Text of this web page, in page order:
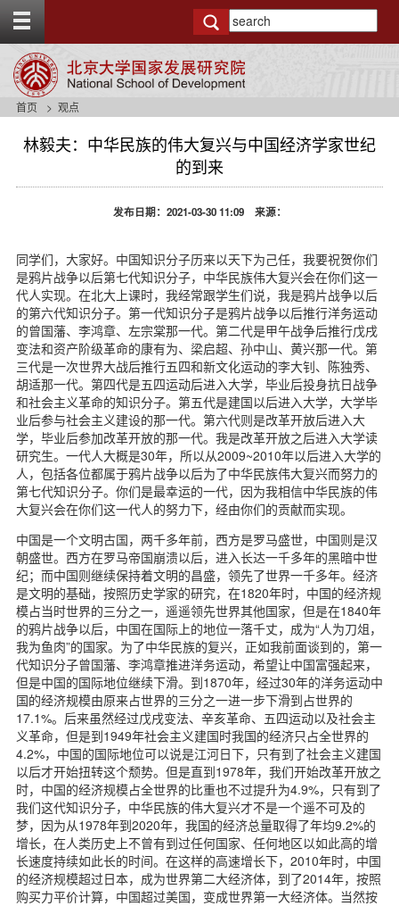
g
t
首页 观点
林毅夫：中华民族的伟大复兴与中国经济学家世纪
的到来
发布日期：2021-03-30 11:09 来源：
同学们，大家好。中国知识分子历来以天下为己任，我要祝贺你们
是鸦片战争以后第七代知识分子，中华民族伟大复兴会在你们这一
代人实现。在北大上课时，我经常跟学生们说，我是鸦片战争以后
的第六代知识分子。第一代知识分子是鸦片战争以后推行洋务运动
的曾国藩、李鸿章、左宗棠那一代。第二代是甲午战争后推行戊戌
变法和资产阶级革命的康有为、梁启超、孙中山、黄兴那一代。第
三代是一次世界大战后推行五四和新文化运动的李大钊、陈独秀、
胡适那一代。第四代是五四运动后进入大学，毕业后投身抗日战争
和社会主义革命的知识分子。第五代是建国以后进入大学，大学毕
业后参与社会主义建设的那一代。第六代则是改革开放后进入大
学，毕业后参加改革开放的那一代。我是改革开放之后进入大学读
研究生。一代人大概是30年，所以从2009~2010年以后进入大学的
人，包括各位都属于鸦片战争以后为了中华民族伟大复兴而努力的
第七代知识分子。你们是最幸运的一代，因为我相信中华民族的伟
大复兴会在你们这一代人的努力下，经由你们的贡献而实现。
中国是一个文明古国，两千多年前，西方是罗马盛世，中国则是汉
朝盛世。西方在罗马帝国崩溃以后，进入长达一千多年的黑暗中世
纪；而中国则继续保持着文明的昌盛，领先了世界一千多年。经济
是文明的基础，按照历史学家的研究，在1820年时，中国的经济规
模占当时世界的三分之一，遥遥领先世界其他国家，但是在1840年
的鸦片战争以后，中国在国际上的地位一落千丈，成为“人为刀俎，
我为鱼肉”的国家。为了中华民族的复兴，正如我前面谈到的，第一
代知识分子曾国藩、李鸿章推进洋务运动，希望让中国富强起来，
但是中国的国际地位继续下滑。到1870年，经过30年的洋务运动中
国的经济规模由原来占世界的三分之一进一步下滑到占世界的
17.1%。后来虽然经过戊戌变法、辛亥革命、五四运动以及社会主
义革命，但是到1949年社会主义建国时我国的经济只占全世界的
4.2%，中国的国际地位可以说是江河日下，只有到了社会主义建国
以后才开始扭转这个颓势。但是直到1978年，我们开始改革开放之
时，中国的经济规模占全世界的比重也不过提升为4.9%，只有到了
我们这代知识分子，中华民族的伟大复兴才不是一个遥不可及的
梦，因为从1978年到2020年，我国的经济总量取得了年均9.2%的
增长，在人类历史上不曾有到过任何国家、任何地区以如此高的增
长速度持续如此长的时间。在这样的高速增长下，2010年时，中国
的经济规模超过日本，成为世界第二大经济体，到了2014年，按照
购买力平价计算，中国超过美国，变成世界第一大经济体。当然按